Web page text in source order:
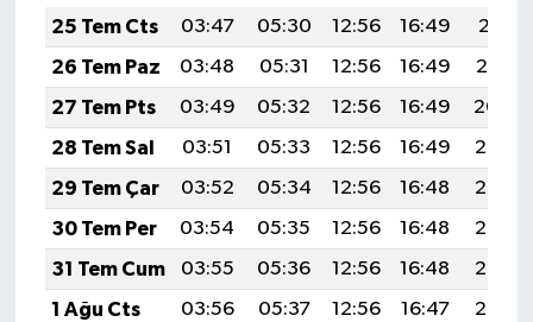
25 Tem Cts
03:47 05:30 12:56 16:49
20:11
26 Tem Paz
03:48 05:31 12:56 16:49
20:10
27 Tem Pts
03:49 05:32 12:56 16:49
20:09
28 Tem Sal
03:51 05:33 12:56 16:49
20:08
29 Tem Çar
03:52 05:34 12:56 16:48
20:07
30 Tem Per
03:54 05:35 12:56 16:48
20:07
31 Tem Cum
03:55 05:36 12:56 16:48
20:06
1 Ağu Cts
03:56 05:37 12:56 16:47
20:05